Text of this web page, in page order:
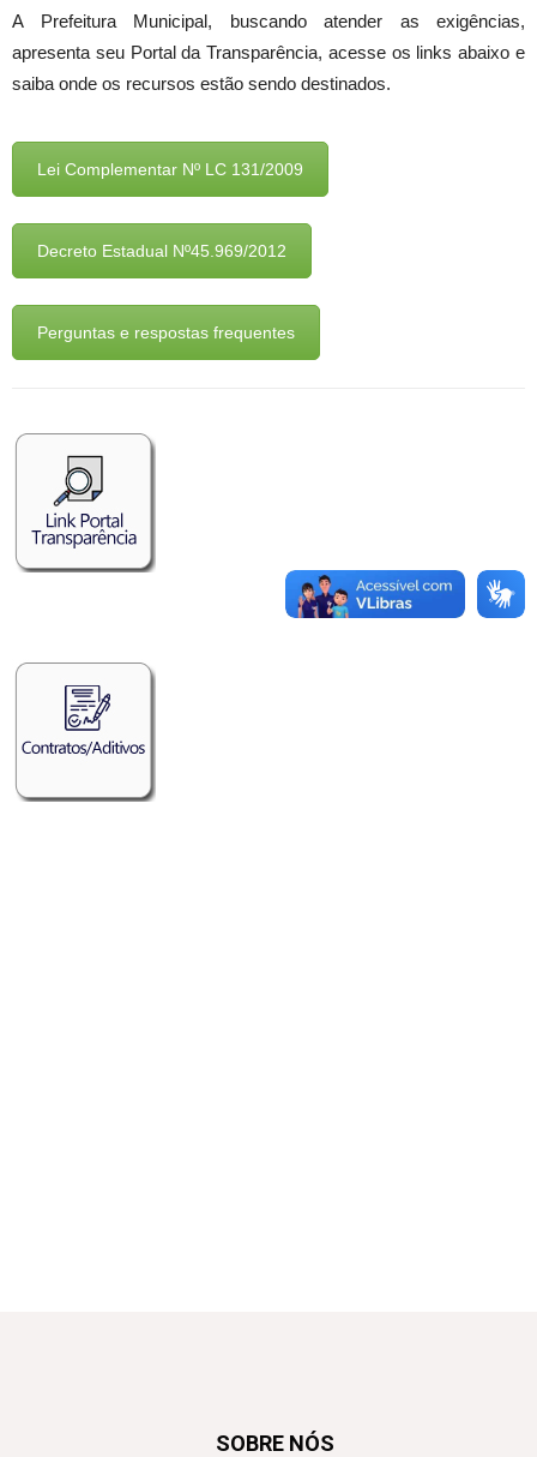
A Prefeitura Municipal, buscando atender as exigências,
apresenta seu Portal da Transparência, acesse os links abaixo e
saiba onde os recursos estão sendo destinados.
Lei Complementar Nº LC 131/2009
Decreto Estadual Nº45.969/2012
Perguntas e respostas frequentes
SOBRE NÓS